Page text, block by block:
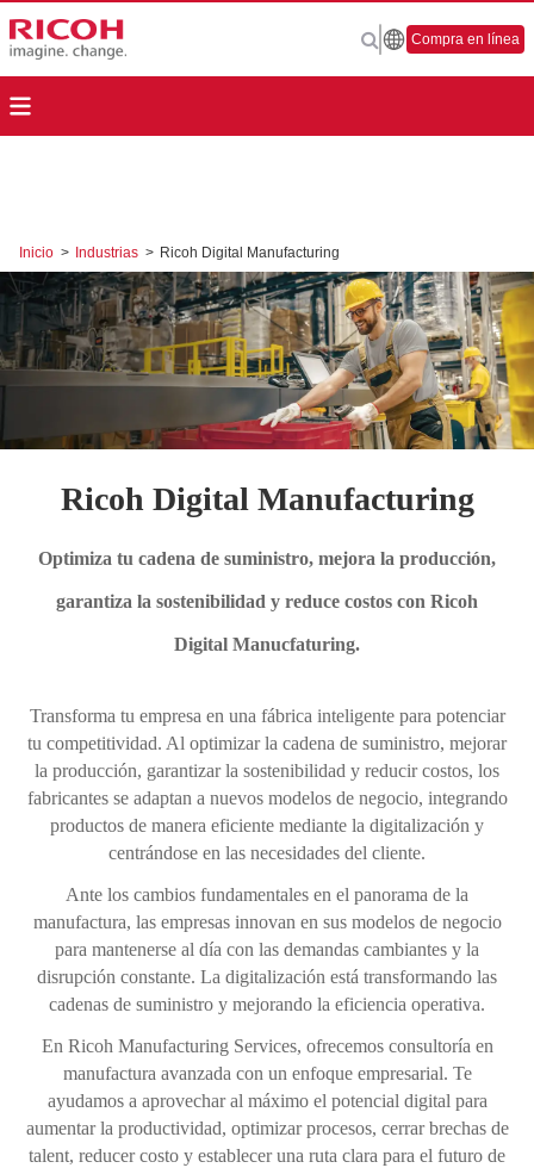
Compra en línea
Inicio > Industrias > Ricoh Digital Manufacturing
Ricoh Digital Manufacturing
Optimiza tu cadena de suministro, mejora la producción,
garantiza la sostenibilidad y reduce costos con Ricoh
Digital Manucfaturing.
Transforma tu empresa en una fábrica inteligente para potenciar
tu competitividad. Al optimizar la cadena de suministro, mejorar
la producción, garantizar la sostenibilidad y reducir costos, los
fabricantes se adaptan a nuevos modelos de negocio, integrando
productos de manera eficiente mediante la digitalización y
centrándose en las necesidades del cliente.
Ante los cambios fundamentales en el panorama de la
manufactura, las empresas innovan en sus modelos de negocio
para mantenerse al día con las demandas cambiantes y la
disrupción constante. La digitalización está transformando las
cadenas de suministro y mejorando la eficiencia operativa.
En Ricoh Manufacturing Services, ofrecemos consultoría en
manufactura avanzada con un enfoque empresarial. Te
ayudamos a aprovechar al máximo el potencial digital para
aumentar la productividad, optimizar procesos, cerrar brechas de
talent, reducer costo y establecer una ruta clara para el futuro de